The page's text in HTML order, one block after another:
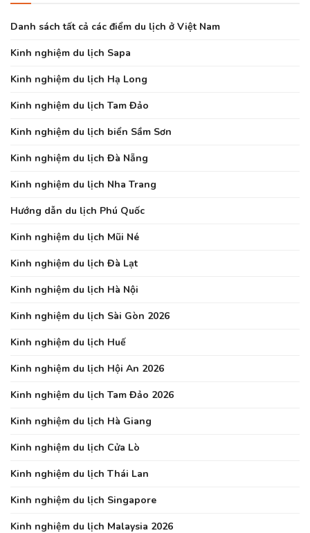
Danh sách tất cả các điểm du lịch ở Việt Nam
Kinh nghiệm du lịch Sapa
Kinh nghiệm du lịch Hạ Long
Kinh nghiệm du lịch Tam Đảo
Kinh nghiệm du lịch biển Sầm Sơn
Kinh nghiệm du lịch Đà Nẵng
Kinh nghiệm du lịch Nha Trang
Hướng dẫn du lịch Phú Quốc
Kinh nghiệm du lịch Mũi Né
Kinh nghiệm du lịch Đà Lạt
Kinh nghiệm du lịch Hà Nội
Kinh nghiệm du lịch Sài Gòn 2026
Kinh nghiệm du lịch Huế
Kinh nghiệm du lịch Hội An 2026
Kinh nghiệm du lịch Tam Đảo 2026
Kinh nghiệm du lịch Hà Giang
Kinh nghiệm du lịch Cửa Lò
Kinh nghiệm du lịch Thái Lan
Kinh nghiệm du lịch Singapore
Kinh nghiệm du lịch Malaysia 2026